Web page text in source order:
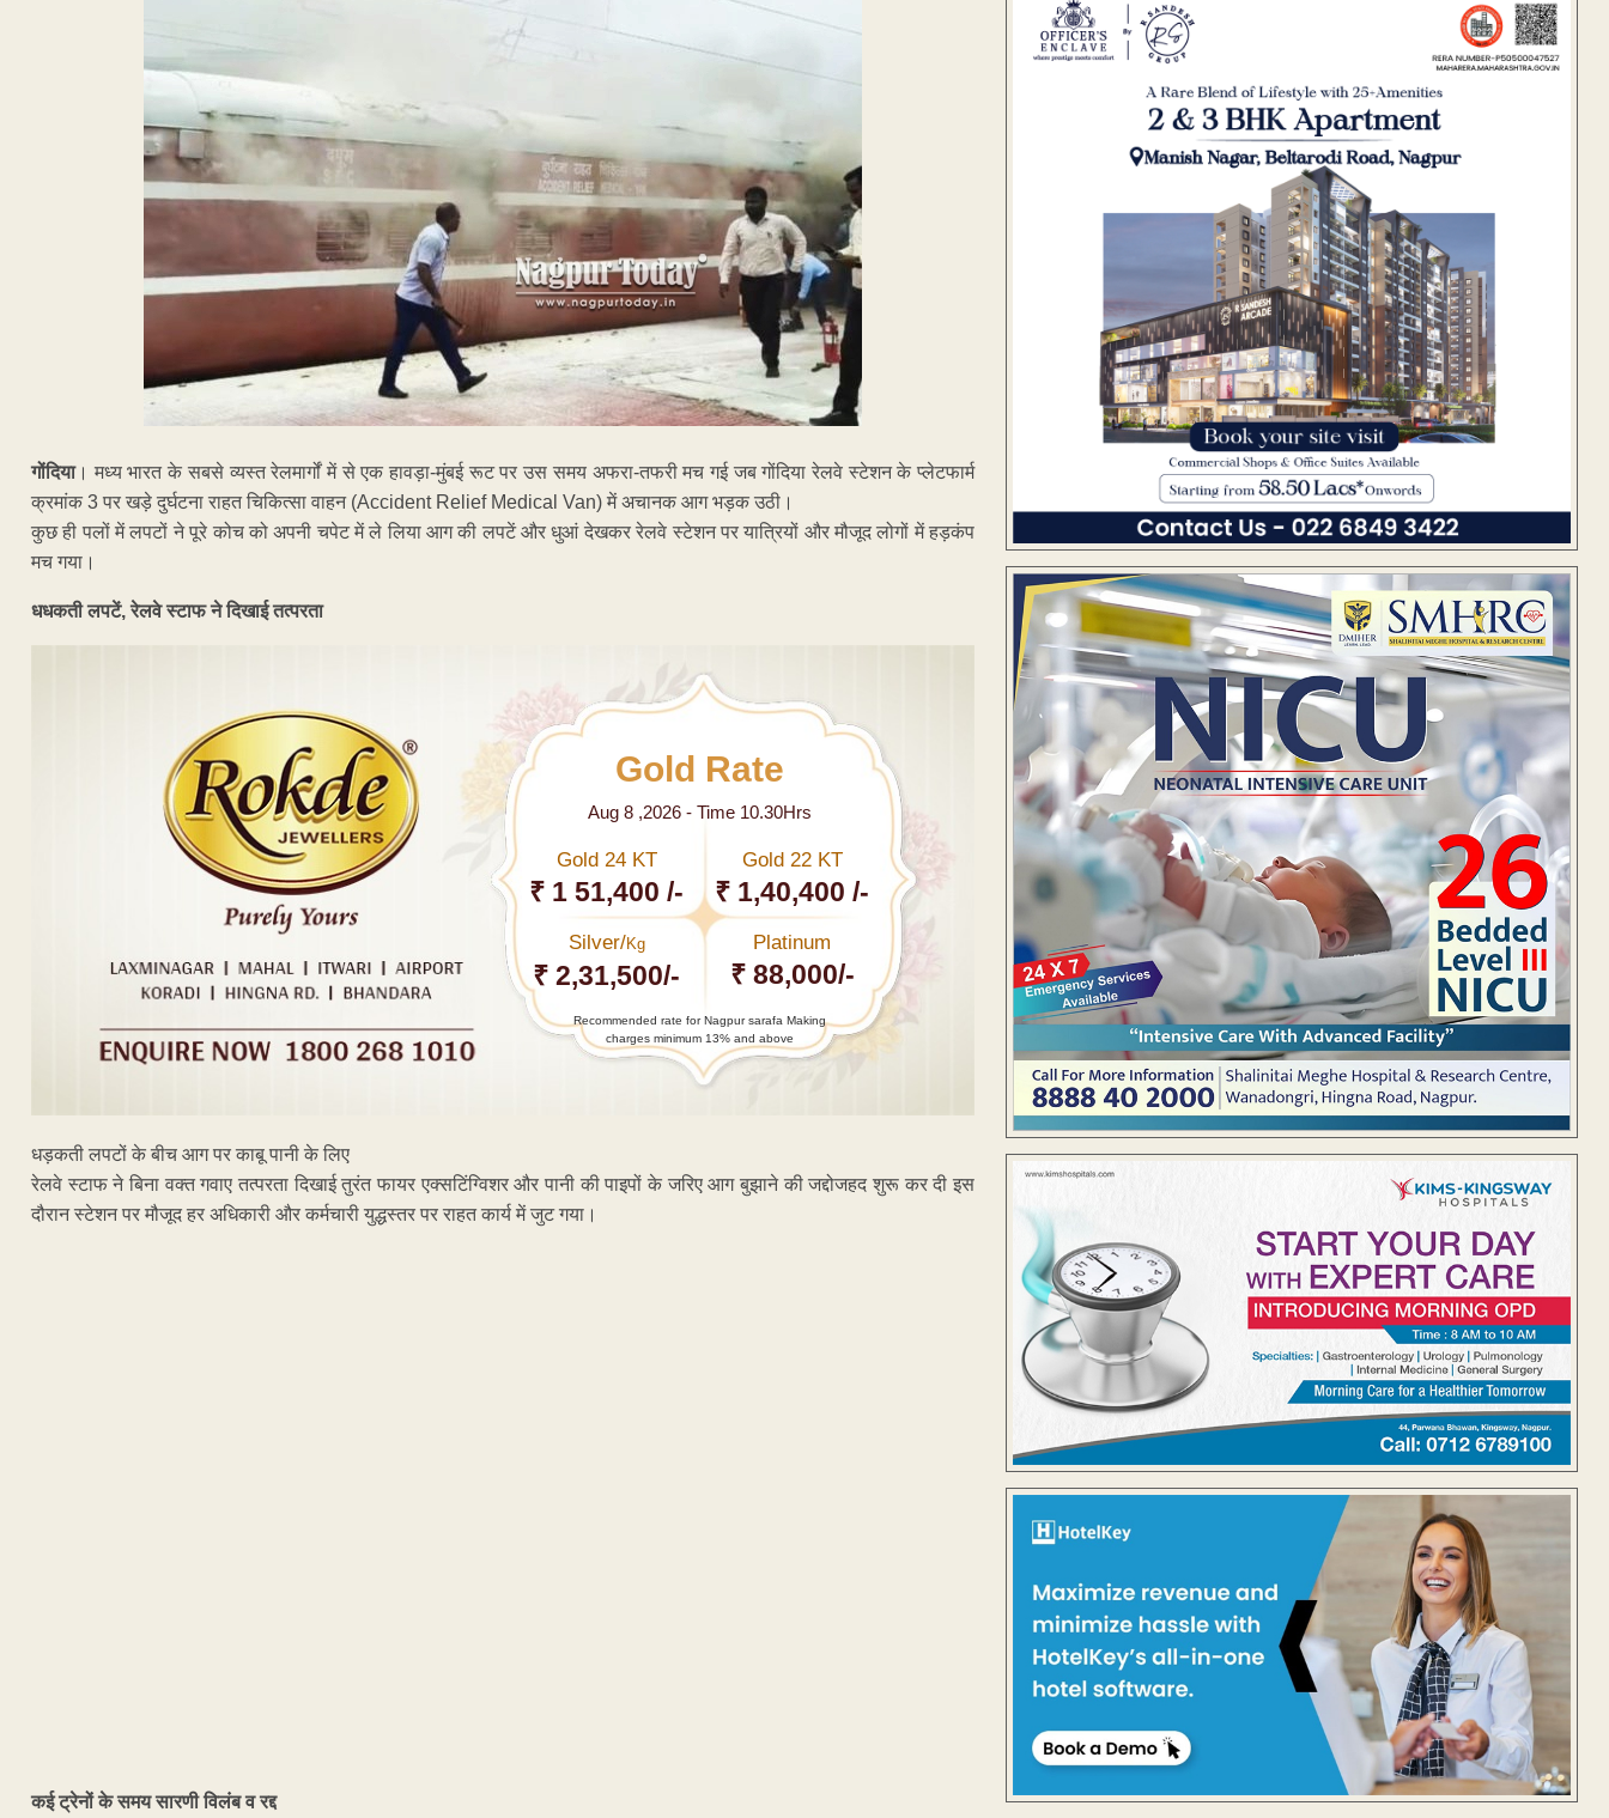
गोंदिया। मध्य भारत के सबसे व्यस्त रेलमार्गों में से एक हावड़ा-मुंबई रूट पर उस समय अफरा-तफरी मच गई जब गोंदिया रेलवे स्टेशन के प्लेटफार्म
क्रमांक 3 पर खड़े दुर्घटना राहत चिकित्सा वाहन (Accident Relief Medical Van) में अचानक आग भड़क उठी।
कुछ ही पलों में लपटों ने पूरे कोच को अपनी चपेट में ले लिया आग की लपटें और धुआं देखकर रेलवे स्टेशन पर यात्रियों और मौजूद लोगों में हड़कंप
मच गया।
धधकती लपटें, रेलवे स्टाफ ने दिखाई तत्परता
Gold Rate
Aug 8 ,2026 - Time 10.30Hrs
Gold 24 KT
₹ 1 51,400 /-
Gold 22 KT
₹ 1,40,400 /-
Silver/Kg
₹ 2,31,500/-
Platinum
₹ 88,000/-
Recommended rate for Nagpur sarafa Making
charges minimum 13% and above
धड़कती लपटों के बीच आग पर काबू पानी के लिए
रेलवे स्टाफ ने बिना वक्त गवाए तत्परता दिखाई तुरंत फायर एक्सटिंग्विशर और पानी की पाइपों के जरिए आग बुझाने की जद्दोजहद शुरू कर दी इस
दौरान स्टेशन पर मौजूद हर अधिकारी और कर्मचारी युद्धस्तर पर राहत कार्य में जुट गया।
कई ट्रेनों के समय सारणी विलंब व रद्द